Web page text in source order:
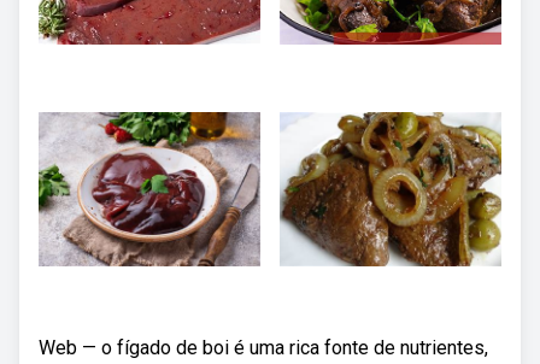
Web — o fígado de boi é uma rica fonte de nutrientes,